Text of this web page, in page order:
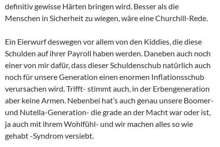
definitiv gewisse Härten bringen wird. Besser als die
Menschen in Sicherheit zu wiegen, wäre eine Churchill-Rede.
Ein Eierwurf deswegen vor allem von den Kiddies, die diese
Schulden auf ihrer Payroll haben werden. Daneben auch noch
einer von mir dafür, dass dieser Schuldenschub natürlich auch
noch für unsere Generation einen enormen Inflationsschub
verursachen wird. Trifft- stimmt auch, in der Erbengeneration
aber keine Armen. Nebenbei hat’s auch genau unsere Boomer-
und Nutella-Generation- die grade an der Macht war oder ist,
ja auch mit ihrem Wohlfühl- und wir machen alles so wie
gehabt -Syndrom versiebt.